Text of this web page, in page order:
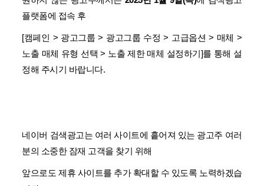
플랫폼에 접속 후
[캠페인 > 광고그룹 > 광고그룹 수정 > 고급옵션 > 매체 >
노출 매체 유형 선택 > 노출 제한 매체 설정하기]를 통해 설
정해 주시기 바랍니다.
네이버 검색광고는 여러 사이트에 흩어져 있는 광고주 여러
분의 소중한 잠재 고객을 찾기 위해
앞으로도 제휴 사이트를 추가 확대할 수 있도록 노력하겠습